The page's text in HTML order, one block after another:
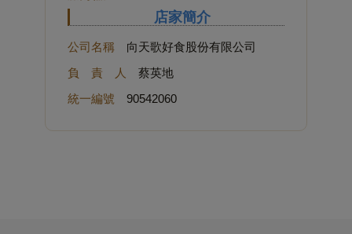
店家簡介
公司名稱向天歌好食股份有限公司
負 責 人
蔡英地
統一編號 90542060